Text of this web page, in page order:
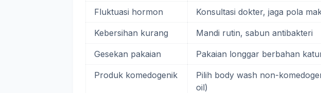
Fluktuasi hormon Konsultasi dokter, jaga pola
Kebersihan kurang Mandi rutin, sabun antibakteri
Gesekan pakaian Pakaian longgar berbahan
Produk komedogenik
Pilih body wash non-
oil)